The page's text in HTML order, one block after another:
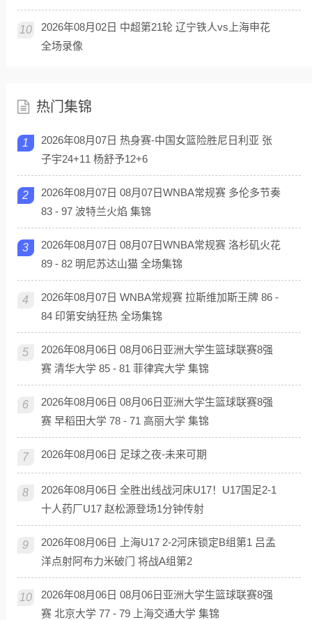
10
2026年08月02日 中超第21轮 辽宁铁人vs上海申花
全场录像
热门集锦
1
2026年08月07日 热身赛-中国女篮险胜尼日利亚 张
子宇24+11 杨舒予12+6
2
2026年08月07日 08月07日WNBA常规赛 多伦多节奏
83 - 97 波特兰火焰 集锦
3
2026年08月07日 08月07日WNBA常规赛 洛杉矶火花
89 - 82 明尼苏达山猫 全场集锦
4
2026年08月07日 WNBA常规赛 拉斯维加斯王牌 86 -
84 印第安纳狂热 全场集锦
5
2026年08月06日 08月06日亚洲大学生篮球联赛8强
赛 清华大学 85 - 81 菲律宾大学 集锦
6
2026年08月06日 08月06日亚洲大学生篮球联赛8强
赛 早稻田大学 78 - 71 高丽大学 集锦
7 2026年08月06日 足球之夜-未来可期
8
2026年08月06日 全胜出线战河床U17！U17国足2-1
十人药厂U17 赵松源登场1分钟传射
9
2026年08月06日 上海U17 2-2河床锁定B组第1 吕孟
洋点射阿布力米破门 将战A组第2
10
2026年08月06日 08月06日亚洲大学生篮球联赛8强
赛 北京大学 77 - 79 上海交通大学 集锦